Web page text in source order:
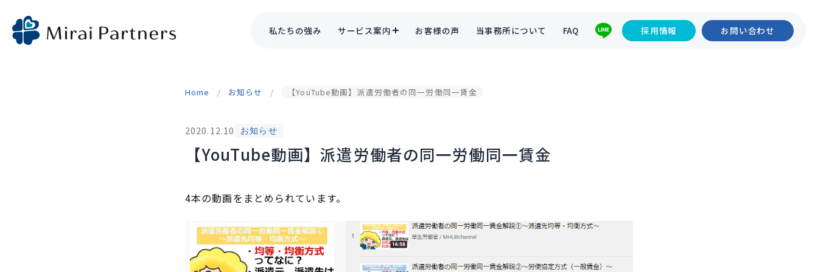
私たちの強み サービス案内 お客様の声 当事務所について FAQ 採用情報 お問い合わせ
Home お知らせ 【YouTube動画】派遣労働者の同一労働同一賃金
2020.12.10 お知らせ
【YouTube動画】派遣労働者の同一労働同一賃金
4本の動画をまとめられています。